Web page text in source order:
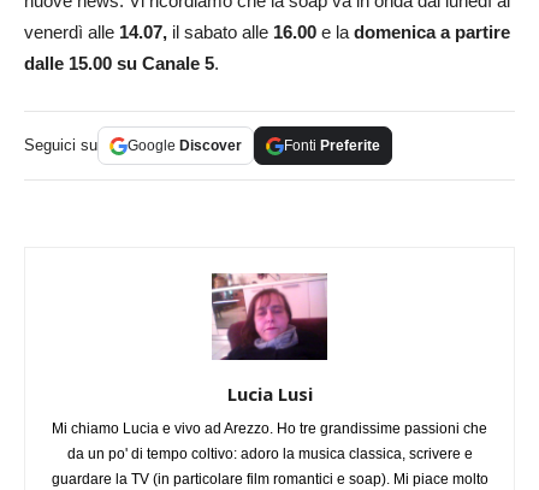
venerdì alle 14.07, il sabato alle 16.00 e la domenica a partire
dalle 15.00 su Canale 5.
Seguici su Google Discover Fonti Preferite
Lucia Lusi
Mi chiamo Lucia e vivo ad Arezzo. Ho tre grandissime passioni che
da un po' di tempo coltivo: adoro la musica classica, scrivere e
guardare la TV (in particolare film romantici e soap). Mi piace molto